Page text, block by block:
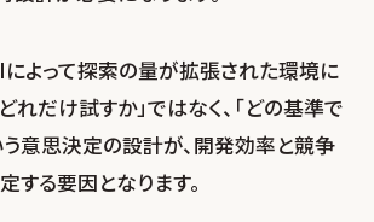
によって探索の量が拡張された環境に
れだけ試すか」ではなく、「どの基準で
う意思決定の設計が、開発効率と競争
する要因となります。